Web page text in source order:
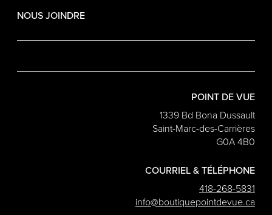
NOUS JOINDRE
POINT DE VUE
1339 Bd Bona Dussault
Saint-Marc-des-Carrières
G0A 4B0
COURRIEL & TÉLÉPHONE
418-268-5831
info@boutiquepointdevue.ca